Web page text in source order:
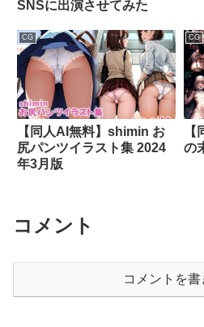
SNSに出演させてみた
CG
【同人AI無料】shimin お
尻パンツイラスト集 2024
年3月版
CG
の
コメント
コメントを書